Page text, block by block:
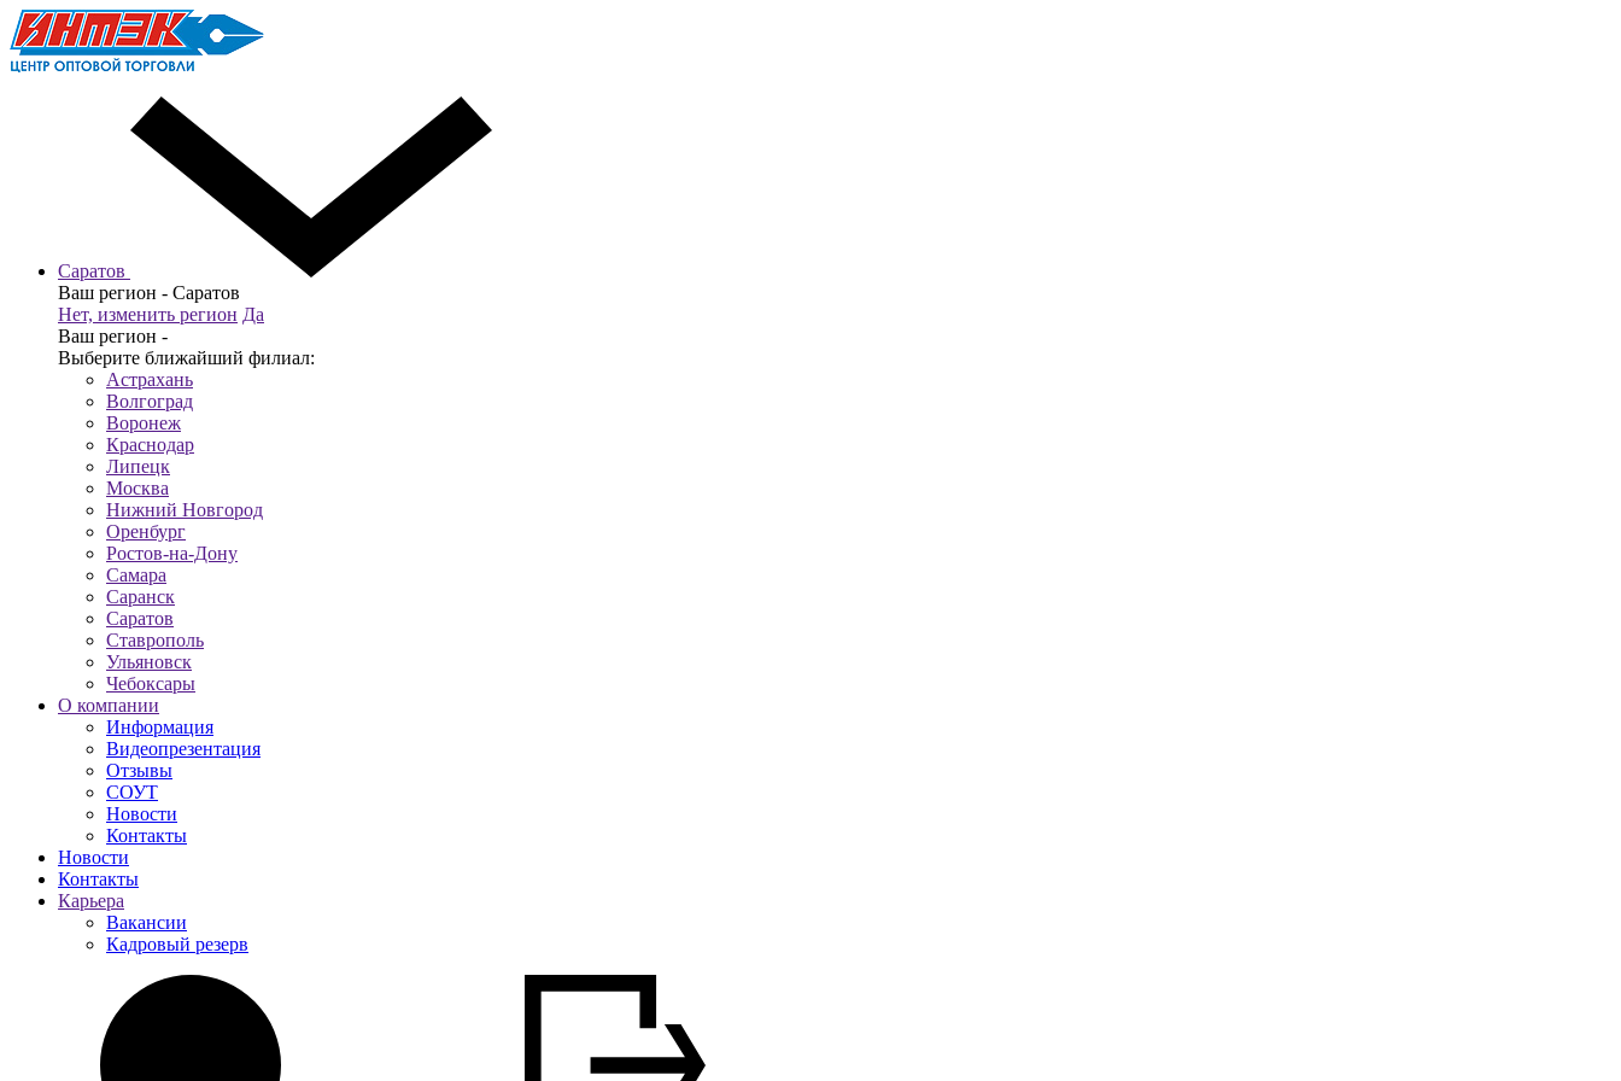
Саратов
Ваш регион - Саратов
Нет, изменить регион Да
Ваш регион -
Выберите ближайший филиал:
Астрахань
Волгоград
Воронеж
Краснодар
Липецк
Москва
Нижний Новгород
Оренбург
Ростов-на-Дону
Самара
Саранск
Саратов
Ставрополь
Ульяновск
Чебоксары
О компании
Информация
Видеопрезентация
Отзывы
СОУТ
Новости
Контакты
Новости
Контакты
Карьера
Вакансии
Кадровый резерв